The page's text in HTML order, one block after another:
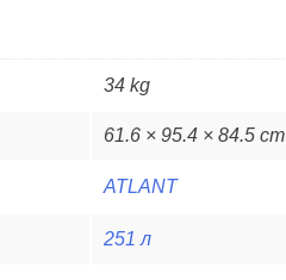
34 kg
61.6 × 95.4 × 84.5 cm
ATLANT
251 л